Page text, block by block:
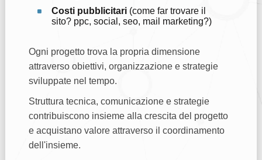
Costi pubblicitari(come far trovare il
sito? ppc, social, seo, mail marketing?)
Ogni progetto trova la propria dimensione
attraverso obiettivi, organizzazione e strategie
sviluppate nel tempo.
Struttura tecnica, comunicazione e strategie
contribuiscono insieme alla crescita del progetto
e acquistano valore attraverso il coordinamento
dell'insieme.